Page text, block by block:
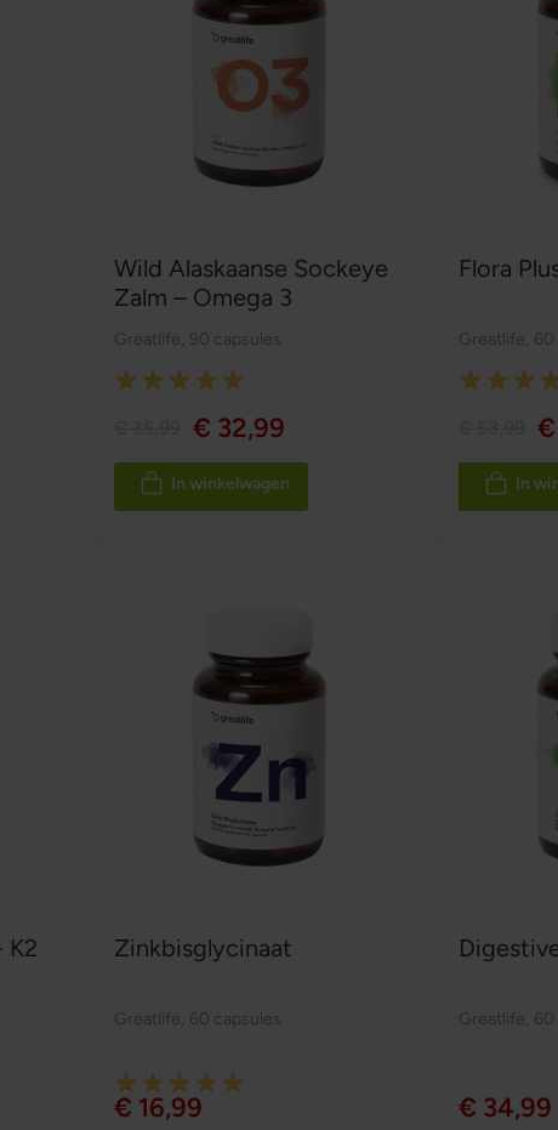
Wild Alaskaanse Sockeye
Zalm – Omega 3
Greatlife 90 capsules
Rating:
€ 32,99
In winkelwagen
Flora
Greatlife 60
Rating:
In
K2
Zinkbisglycinaat
Greatlife 60 capsules
Rating:
100%
€ 16,99
Greatlife 60
€ 34,99